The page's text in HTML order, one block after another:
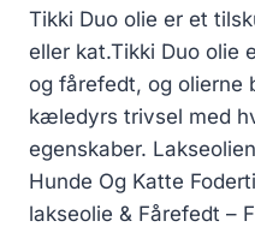
Tikki Duo olie er et
eller kat.Tikki Duo olie
og fårefedt, og olierne
kæledyrs trivsel med
egenskaber.
Hunde Og Katte
lakseolie & Fårefedt –